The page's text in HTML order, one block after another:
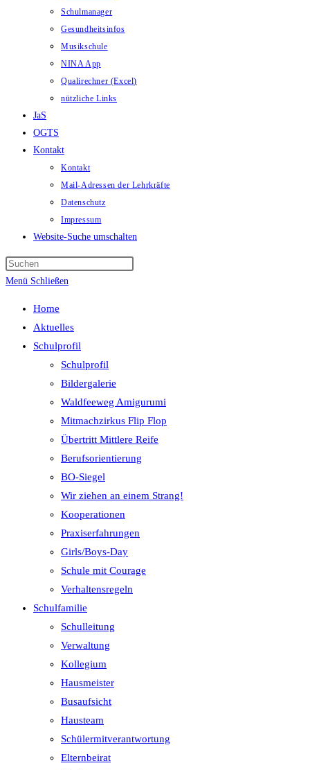
Schulmanager
Gesundheitsinfos
Musikschule
NINA App
Qualirechner (Excel)
nützliche Links
JaS
OGTS
Kontakt
Kontakt
Mail-Adressen der Lehrkräfte
Datenschutz
Impressum
Website-Suche umschalten
Menü Schließen
Home
Aktuelles
Schulprofil
Schulprofil
Bildergalerie
Waldfeeweg Amigurumi
Mitmachzirkus Flip Flop
Übertritt Mittlere Reife
Berufsorientierung
BO-Siegel
Wir ziehen an einem Strang!
Kooperationen
Praxiserfahrungen
Girls/Boys-Day
Schule mit Courage
Verhaltensregeln
Schulfamilie
Schulleitung
Verwaltung
Kollegium
Hausmeister
Busaufsicht
Hausteam
Schülermitverantwortung
Elternbeirat